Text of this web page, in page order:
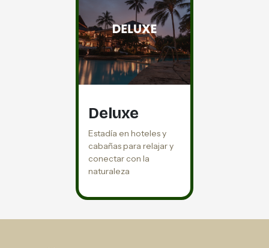
Deluxe
Estadía en hoteles y
cabañas para relajar y
conectar con la
naturaleza